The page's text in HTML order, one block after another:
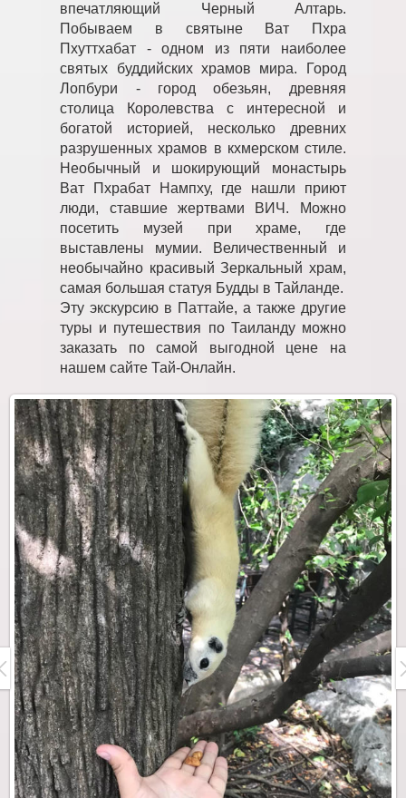
впечатляющий Черный Алтарь.
Побываем в святыне Ват Пхра
Пхуттхабат - одном из пяти наиболее
святых буддийских храмов мира. Город
Лопбури - город обезьян, древняя
столица Королевства с интересной и
богатой историей, несколько древних
разрушенных храмов в кхмерском стиле.
Необычный и шокирующий монастырь
Ват Пхрабат Нампху, где нашли приют
люди, ставшие жертвами ВИЧ. Можно
посетить музей при храме, где
выставлены мумии. Величественный и
необычайно красивый Зеркальный храм,
самая большая статуя Будды в Тайланде.
Эту экскурсию в Паттайе, а также другие
туры и путешествия по Таиланду можно
заказать по самой выгодной цене на
нашем сайте Тай-Онлайн.